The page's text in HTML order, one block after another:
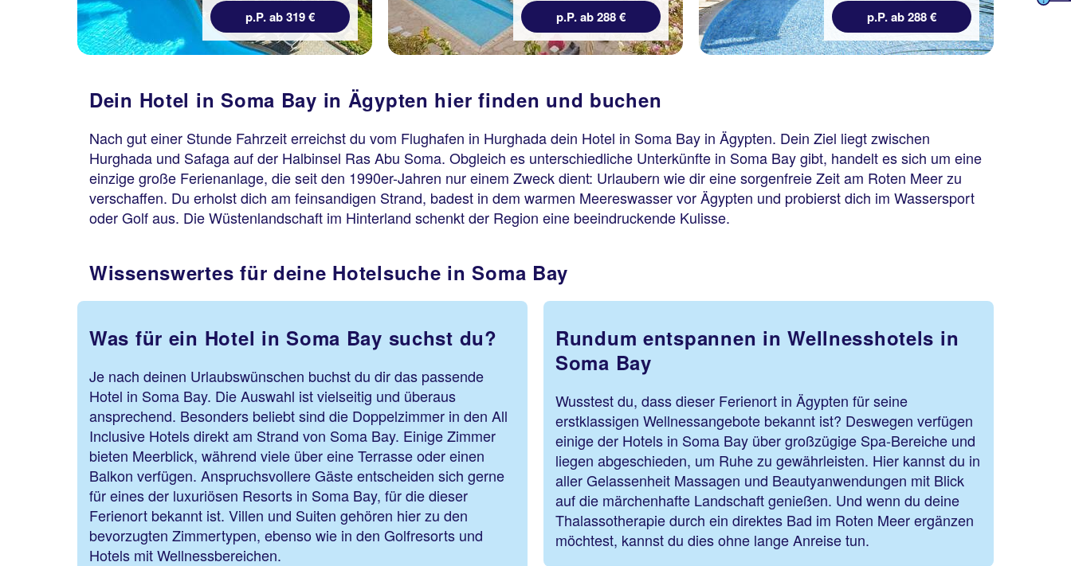
p.P. ab 319 €
p.P. ab 288 €
p.P. ab 288 €
Dein Hotel in Soma Bay in Ägypten hier finden und buchen
Nach gut einer Stunde Fahrzeit erreichst du vom Flughafen in Hurghada dein Hotel in Soma Bay in Ägypten. Dein Ziel liegt zwischen
Hurghada und Safaga auf der Halbinsel Ras Abu Soma. Obgleich es unterschiedliche Unterkünfte in Soma Bay gibt, handelt es sich um eine
einzige große Ferienanlage, die seit den 1990er-Jahren nur einem Zweck dient: Urlaubern wie dir eine sorgenfreie Zeit am Roten Meer zu
verschaffen. Du erholst dich am feinsandigen Strand, badest in dem warmen Meereswasser vor Ägypten und probierst dich im Wassersport
oder Golf aus. Die Wüstenlandschaft im Hinterland schenkt der Region eine beeindruckende Kulisse.
Wissenswertes für deine Hotelsuche in Soma Bay
Was für ein Hotel in Soma Bay suchst du?
Je nach deinen Urlaubswünschen buchst du dir das passende
Hotel in Soma Bay. Die Auswahl ist vielseitig und überaus
ansprechend. Besonders beliebt sind die Doppelzimmer in den All
Inclusive Hotels direkt am Strand von Soma Bay. Einige Zimmer
bieten Meerblick, während viele über eine Terrasse oder einen
Balkon verfügen. Anspruchsvollere Gäste entscheiden sich gerne
für eines der luxuriösen Resorts in Soma Bay, für die dieser
Ferienort bekannt ist. Villen und Suiten gehören hier zu den
bevorzugten Zimmertypen, ebenso wie in den Golfresorts und
Hotels mit Wellnessbereichen.
Rundum entspannen in Wellnesshotels in
Soma Bay
Wusstest du, dass dieser Ferienort in Ägypten für seine
erstklassigen Wellnessangebote bekannt ist? Deswegen verfügen
einige der Hotels in Soma Bay über großzügige Spa-Bereiche und
liegen abgeschieden, um Ruhe zu gewährleisten. Hier kannst du in
aller Gelassenheit Massagen und Beautyanwendungen mit Blick
auf die märchenhafte Landschaft genießen. Und wenn du deine
Thalassotherapie durch ein direktes Bad im Roten Meer ergänzen
möchtest, kannst du dies ohne lange Anreise tun.